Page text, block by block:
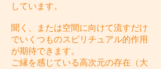
しています。
聞く、または空間に向けて流すだけ
でいくつものスピリチュアル的作用
が期待できます。
ご縁を感じている高次元の存在（大